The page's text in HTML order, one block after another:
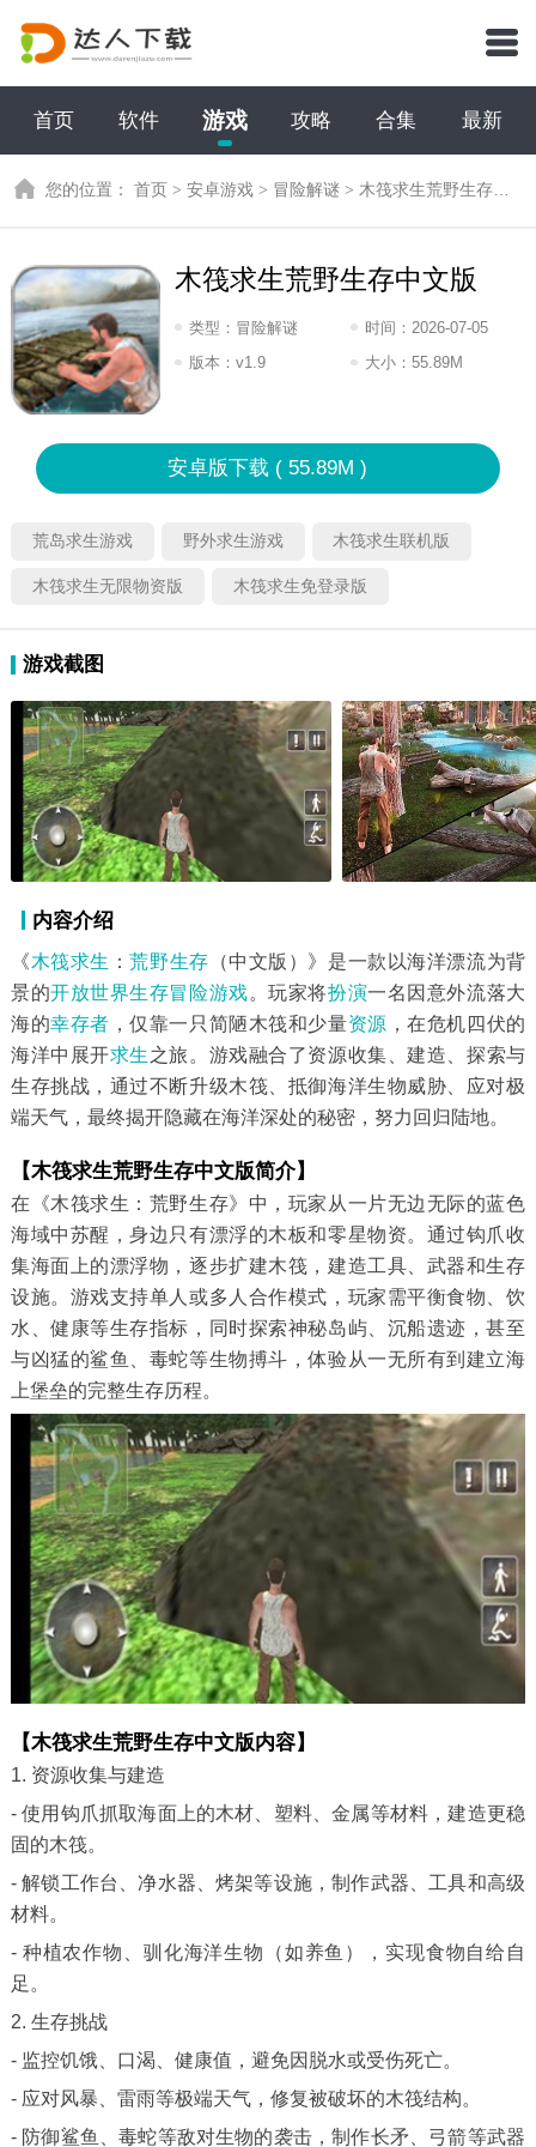
首页 软件 游戏 攻略 合集 最新
您的位置：首页 >安卓游戏 > 冒险解谜 > 木筏求生荒野生存中文版
木筏求生荒野生存中文版
类型： 冒险解谜 时间： 2026-07-05
10:2026
版本：v1.9 大小： 55.89M
安卓版下载 ( 55.89M )
荒岛求生游戏 野外求生游戏 木筏求生联机版
木筏求生无限物资版 木筏求生免登录版
游戏截图
内容介绍
《木筏求生 ：荒野生存 （中文版）》是一款以海洋漂流为背
景的开放世界生存冒险游戏。玩家将扮演一名因意外流落大
海的幸存者 ，仅靠一只简陋木筏和少量资源 ，在危机四伏的
海洋中展开求生之旅。游戏融合了资源收集、建造、探索与
生存挑战，通过不断升级木筏、抵御海洋生物威胁、应对极
端天气，最终揭开隐藏在海洋深处的秘密，努力回归陆地。
【木筏求生荒野生存中文版简介】
在《木筏求生：荒野生存》中，玩家从一片无边无际的蓝色
海域中苏醒，身边只有漂浮的木板和零星物资。通过钩爪收
集海面上的漂浮物，逐步扩建木筏，建造工具、武器和生存
设施。游戏支持单人或多人合作模式，玩家需平衡食物、饮
水、健康等生存指标，同时探索神秘岛屿、沉船遗迹，甚至
与凶猛的鲨鱼、毒蛇等生物搏斗，体验从一无所有到建立海
上堡垒的完整生存历程。
【木筏求生荒野生存中文版内容】
1. 资源收集与建造
- 使用钩爪抓取海面上的木材、塑料、金属等材料，建造更稳
固的木筏。
- 解锁工作台、净水器、烤架等设施，制作武器、工具和高级
材料。
- 种植农作物、驯化海洋生物（如养鱼），实现食物自给自
足。
2. 生存挑战
- 监控饥饿、口渴、健康值，避免因脱水或受伤死亡。
- 应对风暴、雷雨等极端天气，修复被破坏的木筏结构。
- 防御鲨鱼、毒蛇等敌对生物的袭击，制作长矛、弓箭等武器